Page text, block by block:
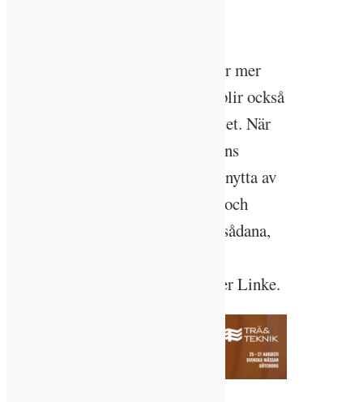
tvärdisciplinära forskningsmiljöer mer
synliga för vår omvärld, men de blir också
tydligare för oss inom universitetet. När
vi förstärker LTH:s kärnkompetens
hjälper det oss att ytterligare dra nytta av
synergier, mobilisera kompetens och
bygga samarbeten – akademiska sådana,
omgivande samhälle, säger Heiner Linke.